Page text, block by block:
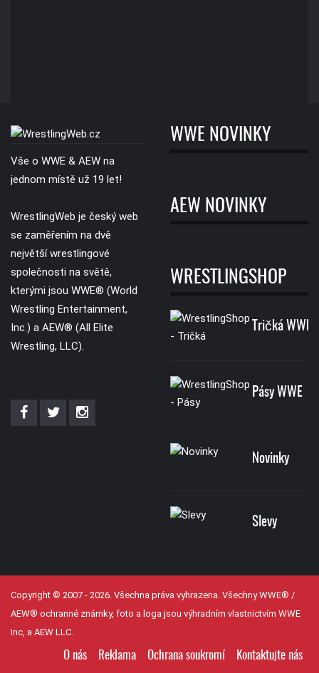
Vše o WWE & AEW na
jednom místě už 19 let!
WrestlingWeb je český web
se zaměřením na dvě
největší wrestlingové
společnosti na světě,
kterými jsou WWE® (World
Wrestling Entertainment,
Inc.) a AEW® (All Elite
Wrestling, LLC).
WWE NOVINKY
AEW NOVINKY
WRESTLINGSHOP
Tričká WWE
Pásy WWE
Novinky
Slevy
Copyright © 2007 - 2026. Všechna práva vyhrazena. Všechny WWE® /
AEW® ochranné známky, foto a loga jsou výhradním vlastnictvím WWE
Inc, a AEW LLC.
O nás Reklama Ochrana soukromí Kontaktujte nás